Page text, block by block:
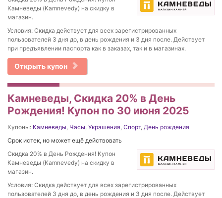
Камневеды (Kamnevedy) на скидку в
магазин.
Условия: Скидка действует для всех зарегистрированных
пользователей 3 дня до, в день рождения и 3 дня после. Действует
при предъявлении паспорта как в заказах, так и в магазинах.
Открыть купон
Камневеды, Скидка 20% в День
Рождения! Купон по 30 июня 2025
Купоны: Камневеды, Часы, Украшения, Спорт, День рождения
Срок истек, но может ещё действовать
Скидка 20% в День Рождения! Купон
Камневеды (Kamnevedy) на скидку в
магазин.
Условия: Скидка действует для всех зарегистрированных
пользователей 3 дня до, в день рождения и 3 дня после. Действует